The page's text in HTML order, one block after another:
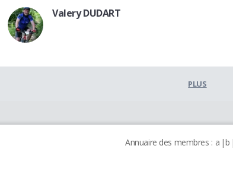
Valery DUDART
PLUS
Annuaire des membres : a b